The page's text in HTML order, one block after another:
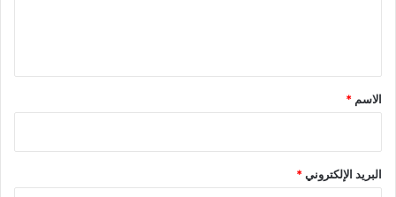
*
الاسم *
البريد الإلكتروني*